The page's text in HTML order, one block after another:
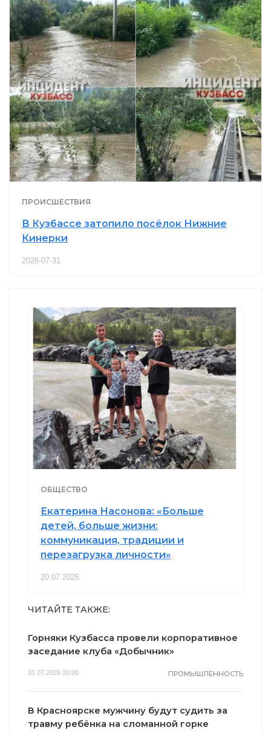
ПРОИСШЕСТВИЯ
В Кузбассе затопило посёлок Нижние
Кинерки
2026-07-31
ОБЩЕСТВО
Екатерина Насонова: «Больше
детей, больше жизни:
коммуникация, традиции и
перезагрузка личности»
20.07.2026
ЧИТАЙТЕ ТАКЖЕ:
Горняки Кузбасса провели корпоративное
заседание клуба «Добычник»
31.07.2026 20:00 ПРОМЫШЛЕННОСТЬ
В Красноярске мужчину будут судить за
травму ребёнка на сломанной горке